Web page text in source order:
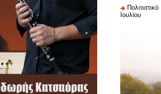
Ιουλίου